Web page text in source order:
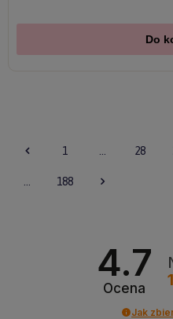
Do
1 28
188
4.7
Ocena
Jak